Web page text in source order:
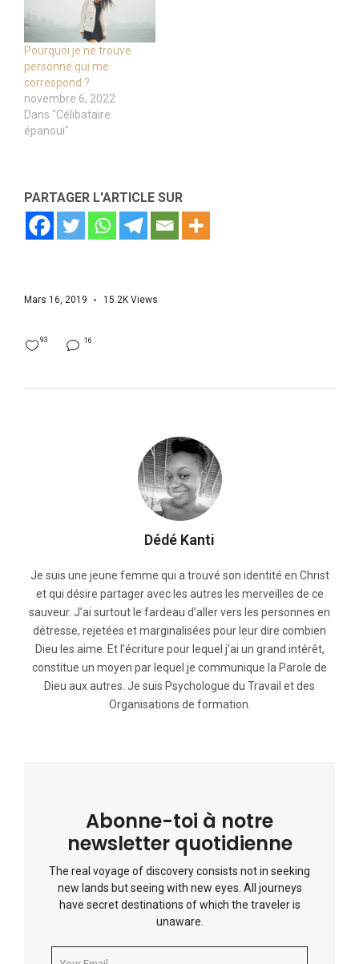
Pourquoi je ne trouve
personne qui me
correspond ?
novembre 6, 2022
Dans "Célibataire
épanoui"
PARTAGER L'ARTICLE SUR
Mars 16, 2019 15.2K Views
16
93
Dédé Kanti
Je suis une jeune femme qui a trouvé son identité en Christ
et qui désire partager avec les autres les merveilles de ce
sauveur. J’ai surtout le fardeau d’aller vers les personnes en
détresse, rejetées et marginalisées pour leur dire combien
Dieu les aime. Et l’écriture pour lequel j’ai un grand intérêt,
constitue un moyen par lequel je communique la Parole de
Dieu aux autres. Je suis Psychologue du Travail et des
Organisations de formation.
Abonne-toi à notre
newsletter quotidienne
The real voyage of discovery consists not in seeking
new lands but seeing with new eyes. All journeys
have secret destinations of which the traveler is
unaware.